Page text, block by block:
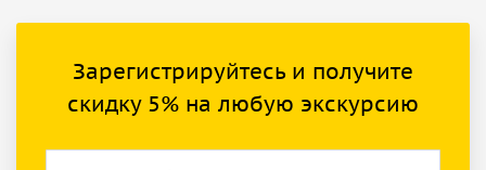
Зарегистрируйтесь и получите
скидку 5% на любую экскурсию